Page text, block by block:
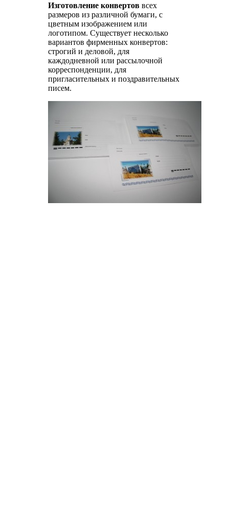
Изготовление конвертов всех
размеров из различной бумаги, с
цветным изображением или
логотипом. Существует несколько
вариантов фирменных конвертов:
строгий и деловой, для
каждодневной или рассылочной
корреспонденции, для
пригласительных и поздравительных
писем.